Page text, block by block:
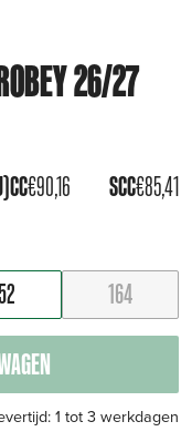
26/27
€90,16 SCC€85,41
164
1 tot 3 werkdagen